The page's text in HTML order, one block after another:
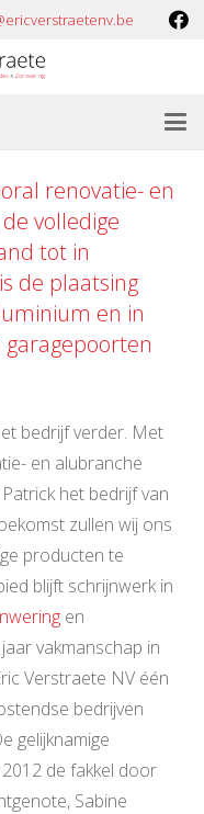
renovatie- en
volledige
tot in
de plaatsing
en in
garagepoorten
bedrijf verder. Met
en alubranche
het bedrijf van
zullen wij ons
producten te
blijft schrijnwerk in
en
vakmanschap in
Verstraete NV één
bedrijven
gelijknamige
de fakkel door
Sabine